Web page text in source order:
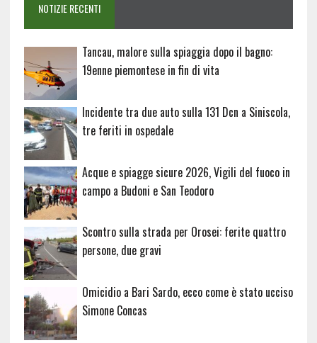
NOTIZIE RECENTI
Tancau, malore sulla spiaggia dopo il bagno:
19enne piemontese in fin di vita
Incidente tra due auto sulla 131 Dcn a Siniscola,
tre feriti in ospedale
Acque e spiagge sicure 2026, Vigili del fuoco in
campo a Budoni e San Teodoro
Scontro sulla strada per Orosei: ferite quattro
persone, due gravi
Omicidio a Bari Sardo, ecco come è stato ucciso
Simone Concas